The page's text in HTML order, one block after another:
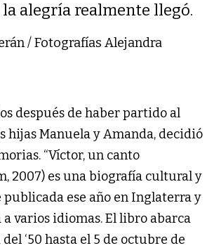
alegría realmente llegó.
/ Fotografías Alejandra
después de haber partido al
hijas Manuela y Amanda, decidió
“Víctor, un canto
2007) es una biografía cultural y
ese año en Inglaterra y
varios idiomas. El libro abarca
‘50 hasta el 5 de octubre de